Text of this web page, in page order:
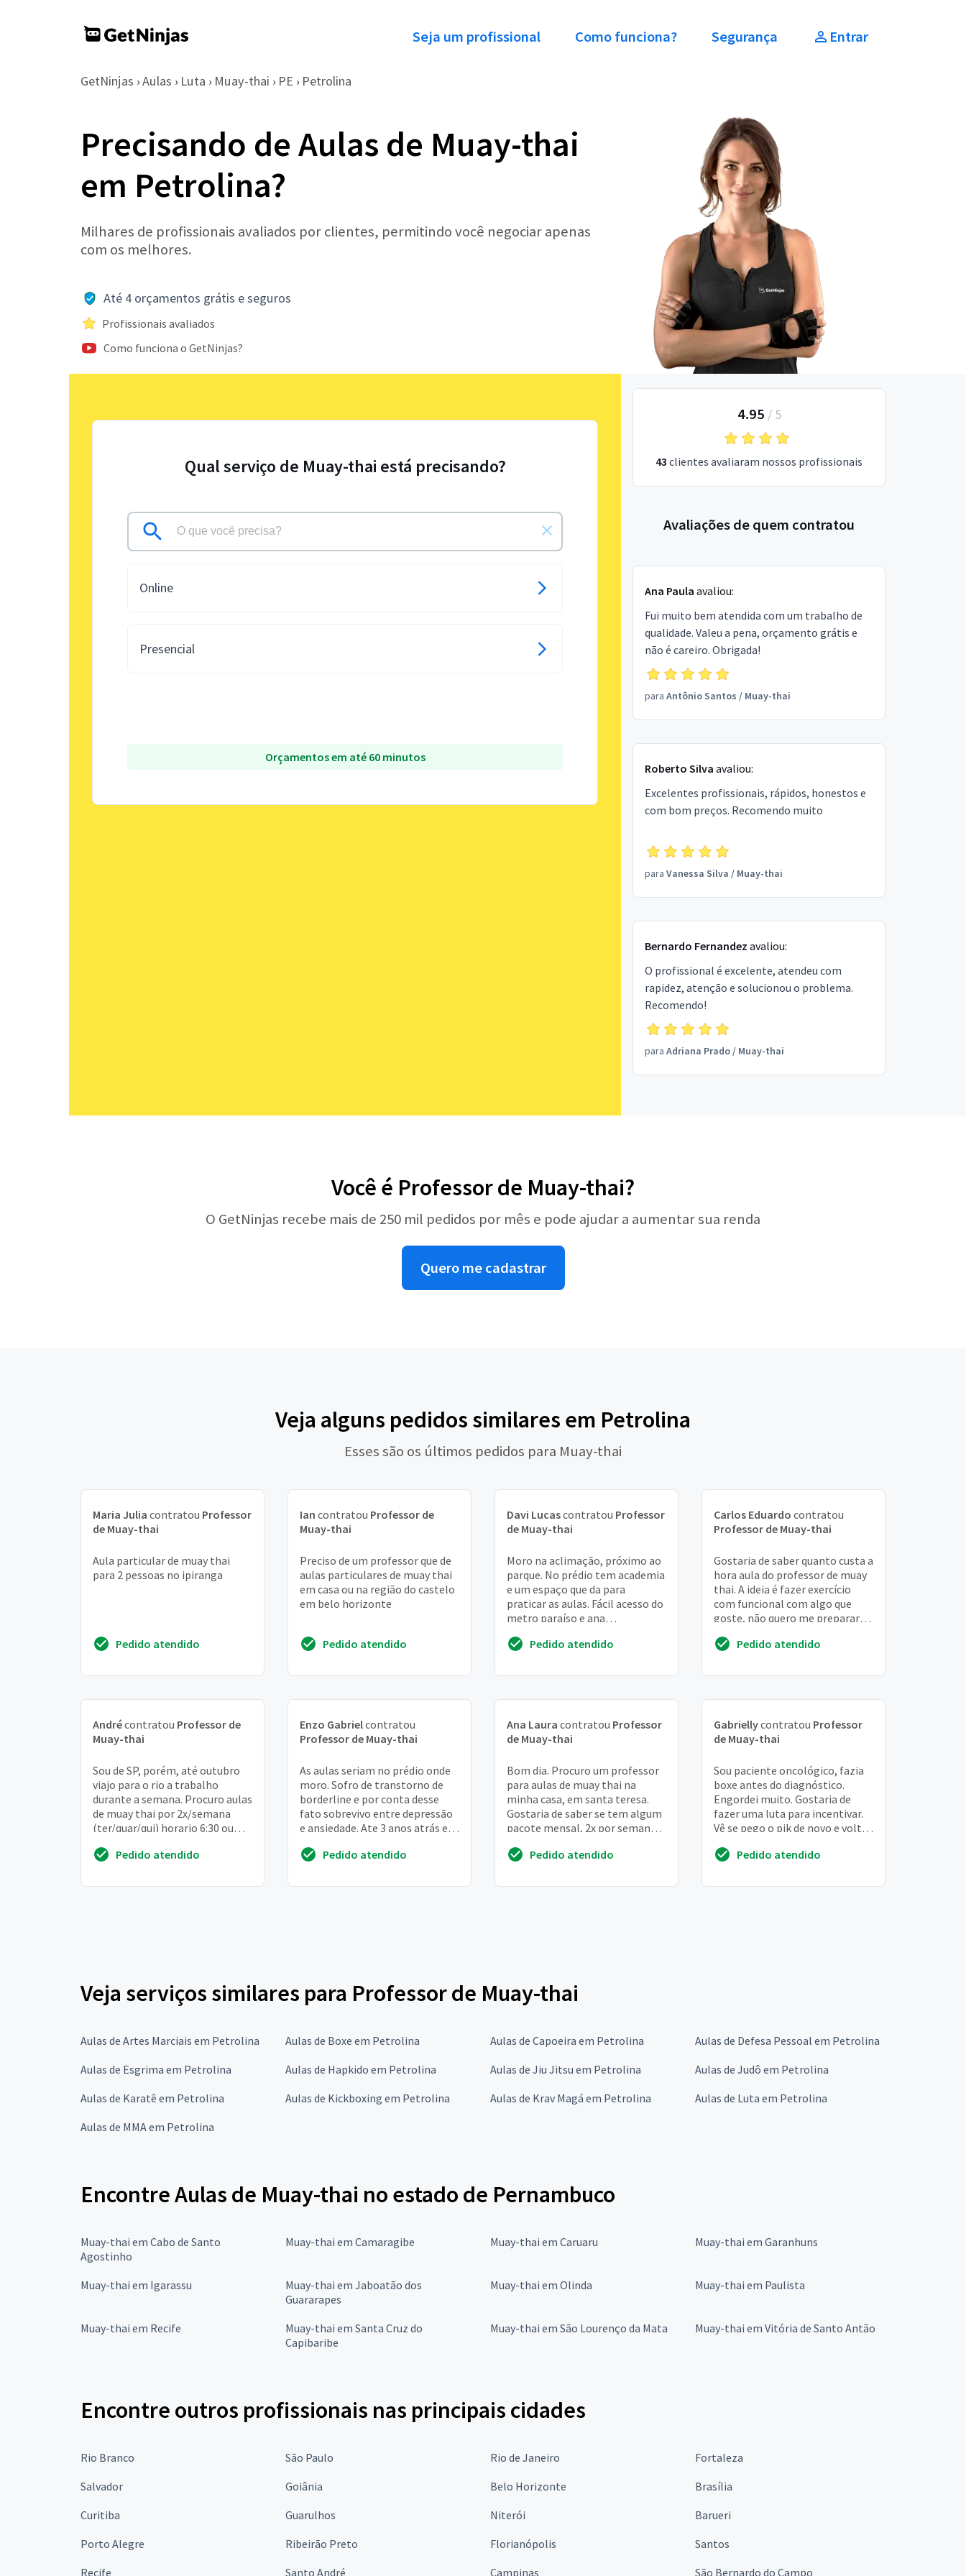
Seja um profissional Como funciona? Segurança Entrar
GetNinjas › Aulas › Luta › Muay-thai › PE › Petrolina
Precisando de Aulas de Muay-thai
em Petrolina?
Milhares de profissionais avaliados por clientes, permitindo você negociar apenas
com os melhores.
Até 4 orçamentos grátis e seguros
Profissionais avaliados
Como funciona o GetNinjas?
Qual serviço de Muay-thai está precisando?
Online
Presencial
Orçamentos em até 60 minutos
4.95 / 5
43 clientes avaliaram nossos profissionais
Avaliações de quem contratou
Ana Paula avaliou:
Fui muito bem atendida com um trabalho de
qualidade. Valeu a pena, orçamento grátis e
não é careiro. Obrigada!
para Antônio Santos / Muay-thai
Roberto Silva avaliou:
Excelentes profissionais, rápidos, honestos e
com bom preços. Recomendo muito
para Vanessa Silva / Muay-thai
Bernardo Fernandez avaliou:
O profissional é excelente, atendeu com
rapidez, atenção e solucionou o problema.
Recomendo!
para Adriana Prado/ Muay-thai
Você é Professor de Muay-thai?
O GetNinjas recebe mais de 250 mil pedidos por mês e pode ajudar a aumentar sua renda
Quero me cadastrar
Veja alguns pedidos similares em Petrolina
Esses são os últimos pedidos para Muay-thai
Maria Julia contratou Professor
de Muay-thai
Aula particular de muay thai
para 2 pessoas no ipiranga
Pedido atendido
Ian contratou Professor de
Muay-thai
Preciso de um professor que de
aulas particulares de muay thai
em casa ou na região do castelo
em belo horizonte
Pedido atendido
Davi Lucascontratou Professor
de Muay-thai
Moro na aclimação, próximo ao
parque. No prédio tem academia
e um espaço que da para
praticar as aulas. Fácil acesso do
metro paraíso e ana
Pedido atendido
Carlos Eduardo contratou
Professor de Muay-thai
Gostaria de saber quanto custa a
hora aula do professor de muay
thai. A ideia é fazer exercício
com funcional com algo que
goste, não quero me preparar
Pedido atendido
Andrécontratou Professor de
Muay-thai
Sou de SP, porém, até outubro
viajo para o rio a trabalho
durante a semana. Procuro aulas
de muay thai por 2x/semana
(ter/quar/qui) horario 6:30 ou
(barra da t...
Pedido atendido
Enzo Gabrielcontratou
Professor de Muay-thai
As aulas seriam no prédio onde
moro. Sofro de transtorno de
borderline e por conta desse
fato sobrevivo entre depressão
e ansiedade. Ate 3 anos atrás eu
acade...Pedido atendido
Ana Laura contratou Professor
de Muay-thai
Bom dia. Procuro um professor
para aulas de muay thai na
minha casa, em santa teresa.
Gostaria de saber se tem algum
pacote mensal, 2x por semana,
em contat...
Pedido atendido
Gabriellycontratou Professor
de Muay-thai
Sou paciente oncológico, fazia
boxe antes do diagnóstico.
Engordei muito. Gostaria de
fazer uma luta para incentivar.
Vê se pego o pik de novo e volte
agilidadePedido atendido
Veja serviços similares para Professor de Muay-thai
Aulas de Artes Marciais em Petrolina Aulas de Boxe em Petrolina Aulas de Capoeira em Petrolina
Aulas de Defesa Pessoal em Petrolina
Aulas de Esgrima em Petrolina
Aulas de Hapkido em Petrolina Aulas de Jiu Jitsu em Petrolina
Aulas de Judô em Petrolina
Aulas de Karatê em Petrolina
Aulas de Kickboxing em Petrolina Aulas de Krav Magá em Petrolina
Aulas de Luta em Petrolina
Aulas de MMA em Petrolina
Encontre Aulas de Muay-thai no estado de Pernambuco
Muay-thai em Cabo de Santo
Agostinho
Muay-thai em Camaragibe Muay-thai em Caruaru Muay-thai em Garanhuns
Muay-thai em Igarassu
Muay-thai em Jaboatão dos
Guararapes
Muay-thai em Olinda Muay-thai em Paulista
Muay-thai em Recife
Muay-thai em Santa Cruz do
Capibaribe
Muay-thai em São Lourenço da Mata Muay-thai em Vitória de Santo Antão
Encontre outros profissionais nas principais cidades
Rio Branco São Paulo Rio de Janeiro
Fortaleza
Salvador
Goiânia Belo Horizonte
Brasília
Curitiba
Guarulhos Niterói
Barueri
Porto Alegre
Ribeirão Preto Florianópolis
Santos
Recife
Santo André Campinas São Bernardo do Campo